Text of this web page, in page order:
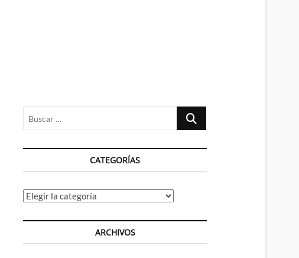
Buscar
CATEGORÍAS
Categorías
ARCHIVOS